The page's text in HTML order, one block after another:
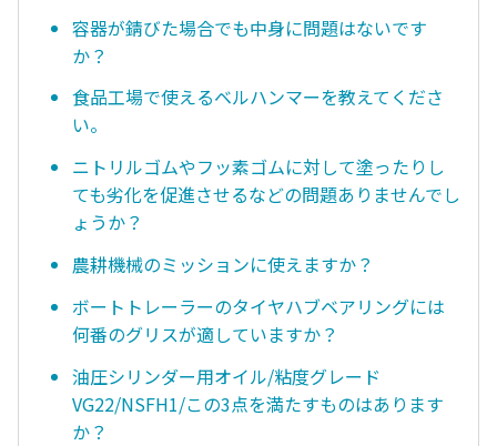
容器が錆びた場合でも中身に問題はないです
か？
食品工場で使えるベルハンマーを教えてくださ
い。
ニトリルゴムやフッ素ゴムに対して塗ったりし
ても劣化を促進させるなどの問題ありませんでし
ょうか？
農耕機械のミッションに使えますか？
ボートトレーラーのタイヤハブベアリングには
何番のグリスが適していますか？
油圧シリンダー用オイル/粘度グレード
VG22/NSFH1/この3点を満たすものはあります
か？